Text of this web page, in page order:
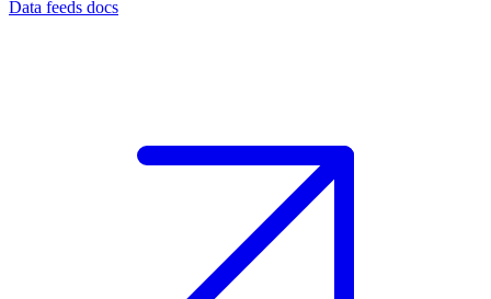
Data feeds docs